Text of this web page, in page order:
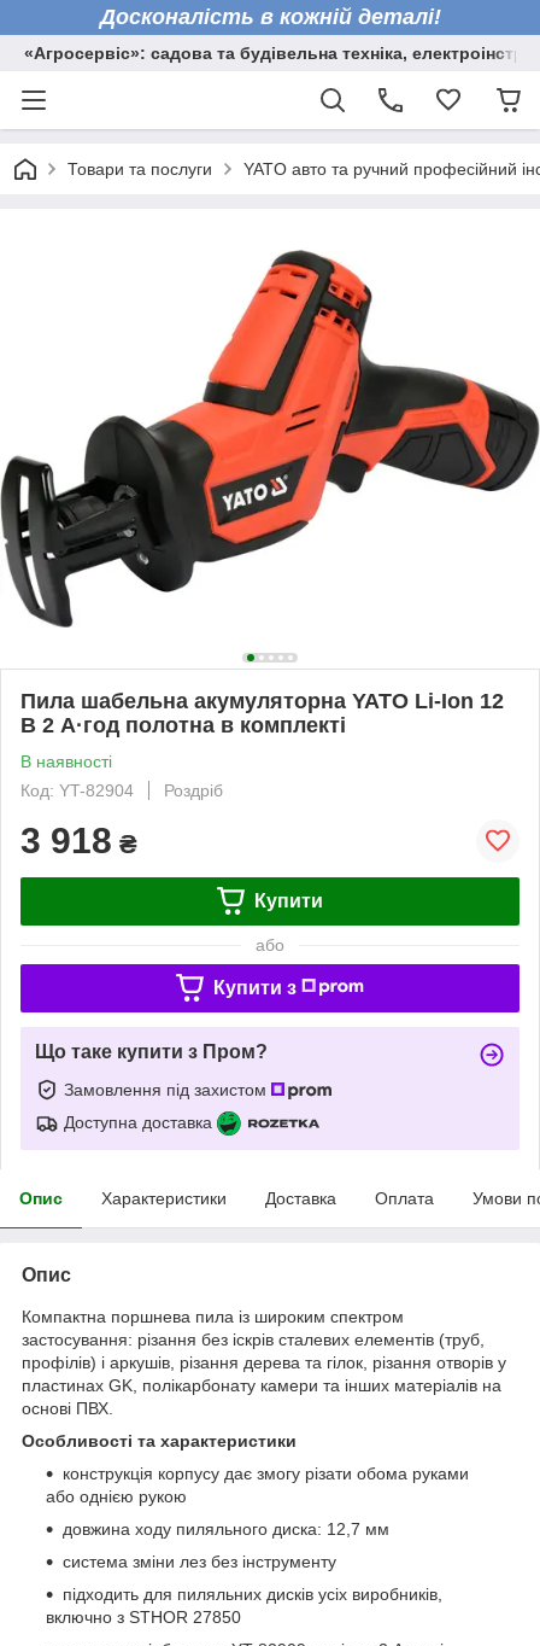
Досконалість в кожній деталі!
«Агросервіс»: садова та будівельна техніка,
Товари та послуги YATO авто та ручний професійний
Пила шабельна акумуляторна YATO Li-Ion 12
В 2 А·год полотна в комплекті
В наявності
Код: YT-82904
Роздріб
3 918 ₴
Купити
або
Купити з
Що таке купити з Пром?
Замовлення під захистом
Доступна доставка
Опис Характеристики Доставка Оплата Умови
Опис
Компактна поршнева пила із широким спектром
застосування: різання без іскрів сталевих елементів (труб,
профілів) і аркушів, різання дерева та гілок, різання отворів у
пластинах GK, полікарбонату камери та інших матеріалів на
основі ПВХ.
Особливості та характеристики
конструкція корпусу дає змогу різати обома руками
або однією рукою
довжина ходу пиляльного диска: 12,7 мм
система зміни лез без інструменту
підходить для пиляльних дисків усіх виробників,
включно з STHOR 27850